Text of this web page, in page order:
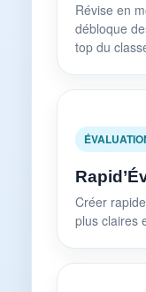
Révise en
débloque
top du
Créer
plus claires